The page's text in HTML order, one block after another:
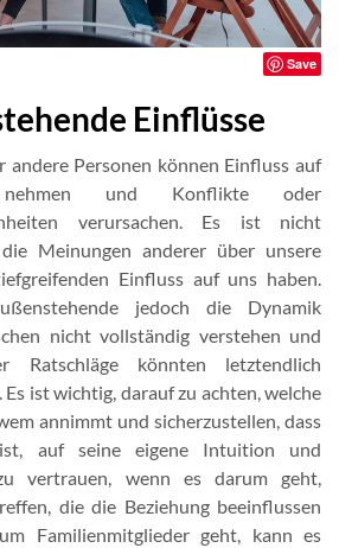
Save
Einflüsse
andere Personen können Einfluss auf
und Konflikte oder
verursachen. Es ist nicht
Meinungen anderer über unsere
Einfluss auf uns haben.
jedoch die Dynamik
nicht vollständig verstehen und
Ratschläge könnten letztendlich
ist wichtig, darauf zu achten, welche
annimmt und sicherzustellen, dass
auf seine eigene Intuition und
vertrauen, wenn es darum geht,
die die Beziehung beeinflussen
Familienmitglieder geht, kann es